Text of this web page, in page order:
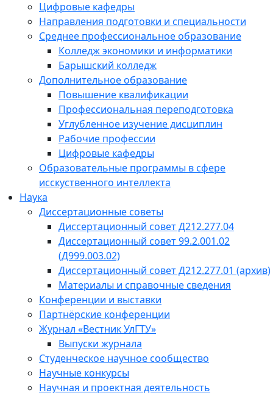
Цифровые кафедры
Направления подготовки и специальности
Среднее профессиональное образование
Колледж экономики и информатики
Барышский колледж
Дополнительное образование
Повышение квалификации
Профессиональная переподготовка
Углубленное изучение дисциплин
Рабочие профессии
Цифровые кафедры
Образовательные программы в сфере
исскуственного интеллекта
Наука
Диссертационные советы
Диссертационный совет Д212.277.04
Диссертационный совет 99.2.001.02
(Д999.003.02)
Диссертационный совет Д212.277.01 (архив)
Материалы и справочные сведения
Конференции и выставки
Партнёрские конференции
Журнал «Вестник УлГТУ»
Выпуски журнала
Студенческое научное сообщество
Научные конкурсы
Научная и проектная деятельность